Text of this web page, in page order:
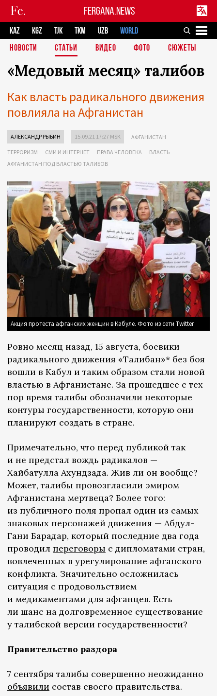
FERGANA.NEWS
KAZ KGZ TJK TKM UZB
WORLD
НОВОСТИ
СТАТЬИ ВИДЕО ФОТО СЮЖЕТЫ
«Медовый месяц» талибов
Как власть радикального движения
повлияла на Афганистан
АЛЕКСАНДР РЫБИН 15.09.21 17:27 MSK АФГАНИСТАН
ТЕРРОРИЗМ СМИ И ИНТЕРНЕТ ПРАВА ЧЕЛОВЕКА
ВЛАСТЬ
АФГАНИСТАН ПОД ВЛАСТЬЮ ТАЛИБОВ
Акция протеста афганских женщин в Кабуле. Фото из сети Twitter
Ровно месяц назад, 15 августа, боевики
радикального движения «Талибан»* без боя
вошли в Кабул и таким образом стали новой
властью в Афганистане. За прошедшее с тех
пор время талибы обозначили некоторые
контуры государственности, которую они
планируют создать в стране.
Примечательно, что перед публикой так
и не предстал вождь радикалов —
Хайбатулла Ахундзада. Жив ли он вообще?
Может, талибы провозгласили эмиром
Афганистана мертвеца? Более того:
из публичного поля пропал один из самых
знаковых персонажей движения — Абдул-
Гани Барадар, который последние два года
проводил переговоры с дипломатами стран,
вовлеченных в урегулирование афганского
конфликта. Значительно осложнилась
ситуация с продовольствием
и медикаментами для афганцев. Есть
ли шанс на долговременное существование
у талибской версии государственности?
Правительство раздора
7 сентября талибы совершенно неожиданно
объявили состав своего правительства.